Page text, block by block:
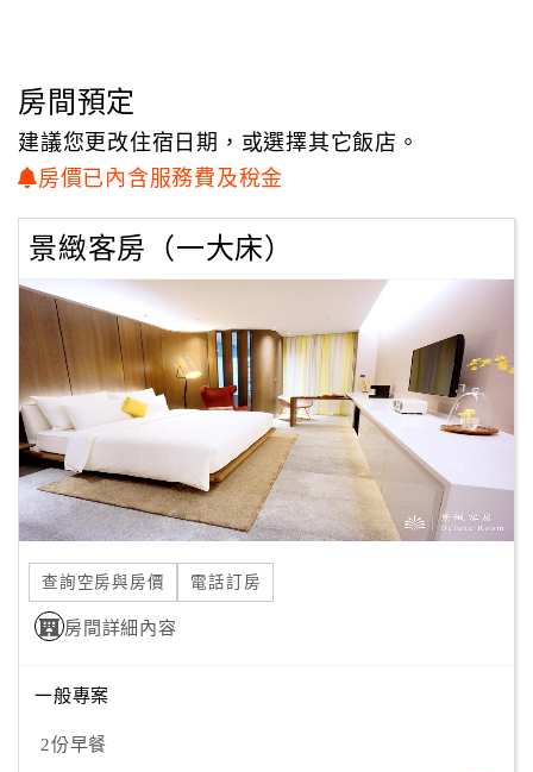
管
員
帳
戶
客
服
聯
絡
單
Line
線
上
四月~六月館內活動館內外休閒課程(採預約制)
房間預定
建議您更改住宿日期，或選擇其它飯店。
房價已內含服務費及稅金
景緻客房（一大床）
查詢空房與房價 電話訂房
房間詳細內容
一般專案
2份早餐